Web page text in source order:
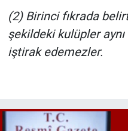
(2) Birinci fıkrada
şekildeki kulüpler
iştirak edemezler.